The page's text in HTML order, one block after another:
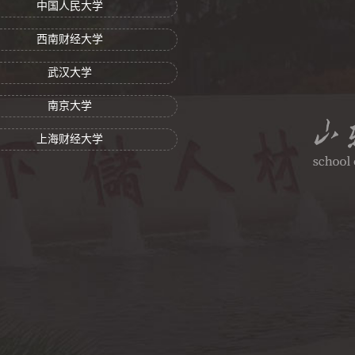
中国人民大学
西南财经大学
武汉大学
南京大学
上海财经大学